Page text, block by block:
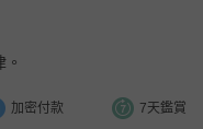
加密付款 7天鑑賞